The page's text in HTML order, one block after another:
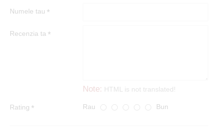
Numele tau
Recenzia ta
Note: HTML is not translated!
Rating Rau Bun